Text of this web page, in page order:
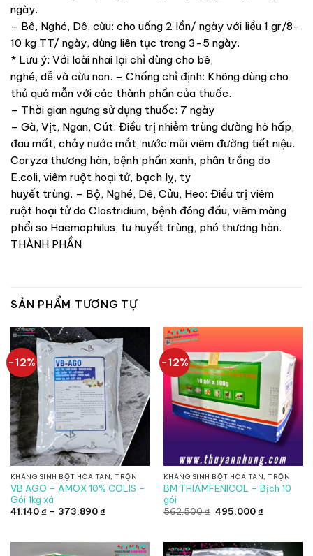
ngày.
– Bê, Nghé, Dê, cừu: cho uống 2 lần/ ngày với liều 1 gr/8-
10 kg TT/ ngày, dùng liên tục trong 3-5 ngày.
* Lưu ý: Với loài nhai lại chỉ dùng cho bê,
nghé, dễ và cừu non. – Chống chỉ định: Không dùng cho
thủ quá mẫn với các thành phần của thuốc.
– Thời gian ngưng sử dụng thuốc: 7 ngày
– Gà, Vịt, Ngan, Cút: Điều trị nhiễm trùng đường hô hấp,
đau mất, chảy nước mắt, nước mũi viêm đường tiết niệu.
Coryza thương hàn, bệnh phần xanh, phân trắng do
E.coli, viêm ruột hoại tử, bạch lỵ, ty
huyết trùng. – Bộ, Nghé, Dê, Cửu, Heo: Điều trị viêm
ruột hoại tử do Clostridium, bệnh đóng đầu, viêm màng
phổi so Haemophilus, tu huyết trùng, phó thương hàn.
THÀNH PHẦN
SẢN PHẨM TƯƠNG TỰ
-12%
KHÁNG SINH BỘT HÒA TAN, TRỘN
VB AGO – AMOX 10% COLIS –
Gói 1kg xá
41.140₫ – 373.890₫Khoảng
đến
373.890 ₫
-12%
KHÁNG SINH BỘT HÒA TAN, TRỘN
BM THIAMFENICOL – Bịch 10
gói
562.500₫ Giá
495.000₫Giá
495.000 ₫.